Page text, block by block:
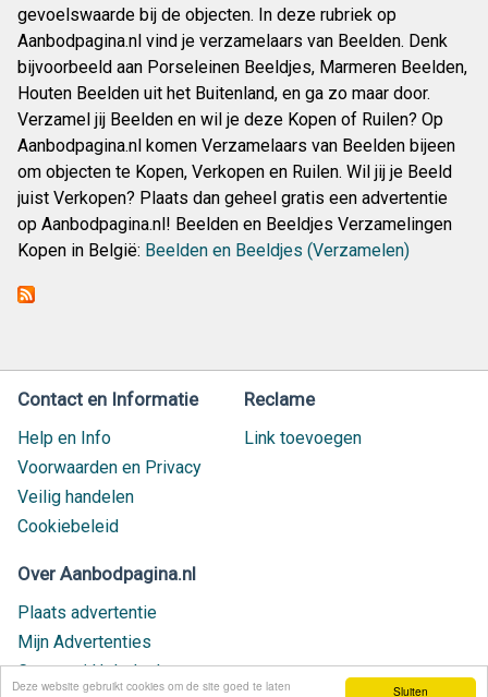
Sluiten
Deze website gebruikt cookies om de site goed te laten
gevoelswaarde bij de objecten. In deze rubriek op
Aanbodpagina.nl vind je verzamelaars van Beelden. Denk
bijvoorbeeld aan Porseleinen Beeldjes, Marmeren Beelden,
Houten Beelden uit het Buitenland, en ga zo maar door.
Verzamel jij Beelden en wil je deze Kopen of Ruilen? Op
Aanbodpagina.nl komen Verzamelaars van Beelden bijeen
om objecten te Kopen, Verkopen en Ruilen. Wil jij je Beeld
juist Verkopen? Plaats dan geheel gratis een advertentie
op Aanbodpagina.nl! Beelden en Beeldjes Verzamelingen
Kopen in België: Beelden en Beeldjes (Verzamelen)
Contact en Informatie
Help en Info
Voorwaarden en Privacy
Veilig handelen
Cookiebeleid
Reclame
Link toevoegen
Over Aanbodpagina.nl
Plaats advertentie
Mijn Advertenties
Contact / Helpdesk